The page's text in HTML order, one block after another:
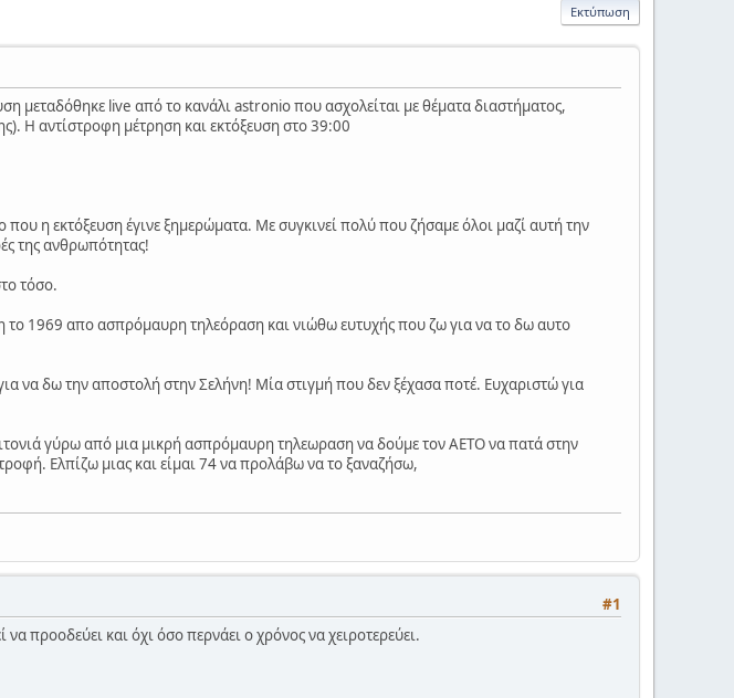
Εκτύπωση
μεταδόθηκε live από το κανάλι astronio που ασχολείται με θέματα διαστήματος,
Η αντίστροφη μέτρηση και εκτόξευση στο 39:00
η εκτόξευση έγινε ξημερώματα. Με συγκινεί πολύ που ζήσαμε όλοι μαζί αυτή την
της ανθρωπότητας!
τόσο.
1969 απο ασπρόμαυρη τηλεόραση και νιώθω ευτυχής που ζω για να το δω αυτο
να δω την αποστολή στην Σελήνη! Μία στιγμή που δεν ξέχασα ποτέ. Ευχαριστώ για
γύρω από μια μικρή ασπρόμαυρη τηλεωραση να δούμε τον ΑΕΤΟ να πατά στην
Ελπίζω μιας και είμαι 74 να προλάβω να το ξαναζήσω,
#1
προοδεύει και όχι όσο περνάει ο χρόνος να χειροτερεύει.